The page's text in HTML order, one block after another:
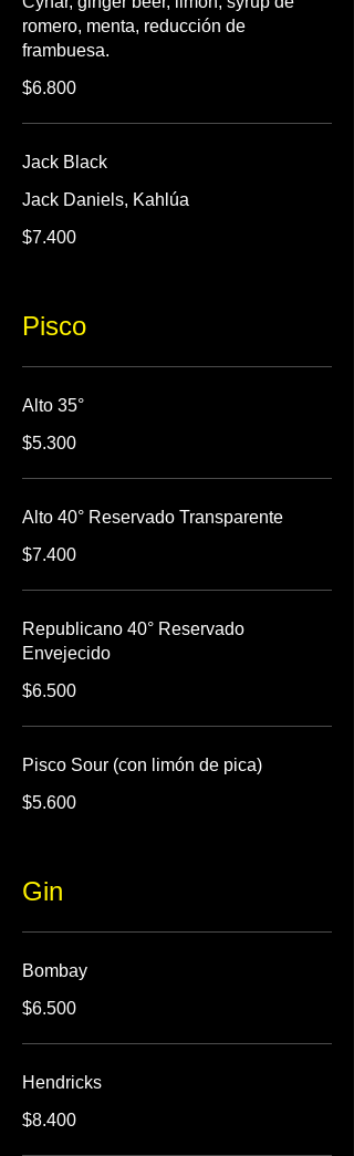
romero, menta, reducción de
frambuesa.
$6.800
Jack Black
Jack Daniels, Kahlúa
$7.400
Pisco
Alto 35°
$5.300
Alto 40° Reservado Transparente
$7.400
Republicano 40° Reservado
Envejecido
$6.500
Pisco Sour (con limón de pica)
$5.600
Gin
Bombay
$6.500
Hendricks
$8.400